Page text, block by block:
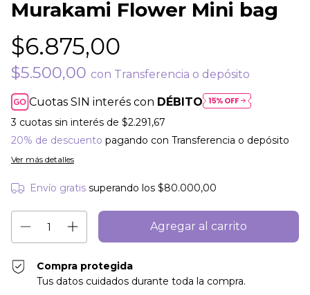
Murakami Flower Mini bag
$6.875,00
$5.500,00 con Transferencia o depósito
Cuotas SIN interés con DÉBITO
3 cuotas sin interés de $2.291,67
20% de descuento pagando con Transferencia o depósito
Ver más detalles
Envío gratis superando los $80.000,00
Compra protegida
Tus datos cuidados durante toda la compra.